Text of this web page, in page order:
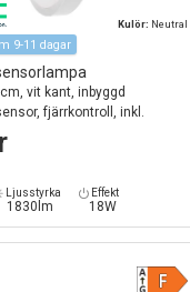
Kulör: Neutral
9-11 dagar
vit kant, inbyggd
fjärrkontroll, inkl.
Ljusstyrka
1830lm
Effekt
18W